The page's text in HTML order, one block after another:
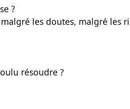
?
les doutes, malgré les
résoudre ?